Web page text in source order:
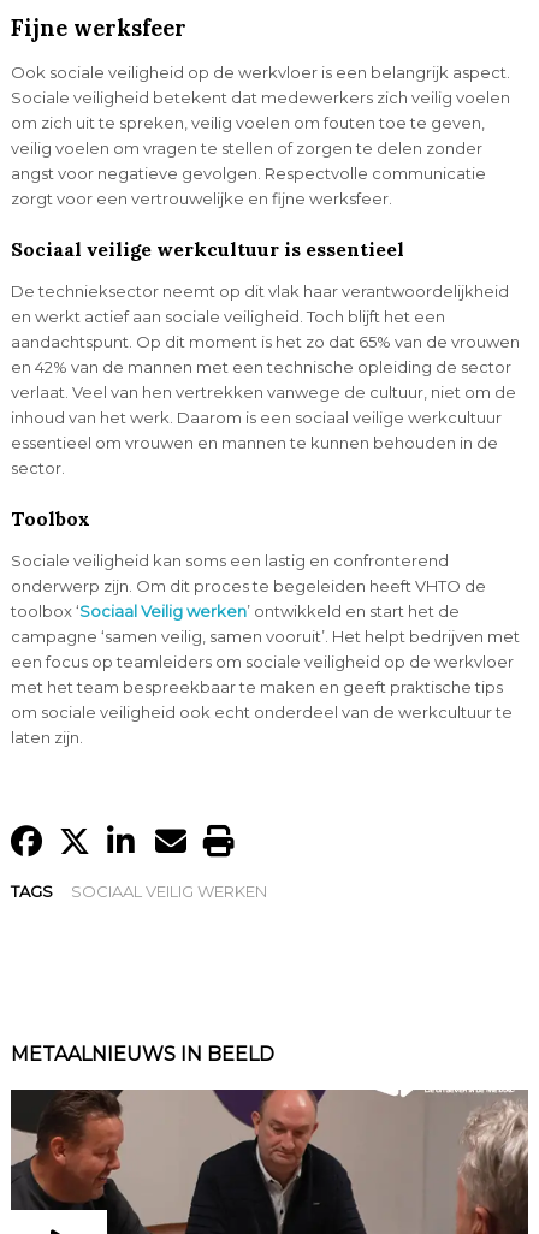
Fijne werksfeer
Ook sociale veiligheid op de werkvloer is een belangrijk aspect.
Sociale veiligheid betekent dat medewerkers zich veilig voelen
om zich uit te spreken, veilig voelen om fouten toe te geven,
veilig voelen om vragen te stellen of zorgen te delen zonder
angst voor negatieve gevolgen. Respectvolle communicatie
zorgt voor een vertrouwelijke en fijne werksfeer.
Sociaal veilige werkcultuur is essentieel
De technieksector neemt op dit vlak haar verantwoordelijkheid
en werkt actief aan sociale veiligheid. Toch blijft het een
aandachtspunt. Op dit moment is het zo dat 65% van de vrouwen
en 42% van de mannen met een technische opleiding de sector
verlaat. Veel van hen vertrekken vanwege de cultuur, niet om de
inhoud van het werk. Daarom is een sociaal veilige werkcultuur
essentieel om vrouwen en mannen te kunnen behouden in de
sector.
Toolbox
Sociale veiligheid kan soms een lastig en confronterend
onderwerp zijn. Om dit proces te begeleiden heeft VHTO de
toolbox ‘Sociaal Veilig werken’ ontwikkeld en start het de
campagne ‘samen veilig, samen vooruit’. Het helpt bedrijven met
een focus op teamleiders om sociale veiligheid op de werkvloer
met het team bespreekbaar te maken en geeft praktische tips
om sociale veiligheid ook echt onderdeel van de werkcultuur te
laten zijn.
TAGS SOCIAAL VEILIG WERKEN
METAALNIEUWS IN BEELD